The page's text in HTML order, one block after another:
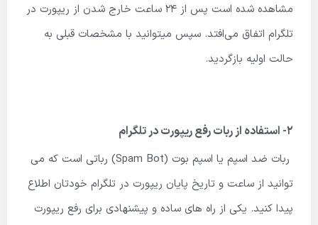
مشاهده شده است پس از ۲۴ ساعت خارج شدن از ریپورت در
تلگرام اتفاق می‌افتد. سپس میتوانید با مشخصات قبلی به
حالت اولیه بازگردید.
2- استفاده از ربات رفع ریپورت در تلگرام
ربات ضد اسپم یا اسپم بوت (Spam Bot) رباتی است که می
توانید از ساعت و تاریخ پایان ریپورت در تلگرام خودتان اطلاع
پیدا کنید. یکی از راه های ساده و پیشنهادی برای رفع ریپورت